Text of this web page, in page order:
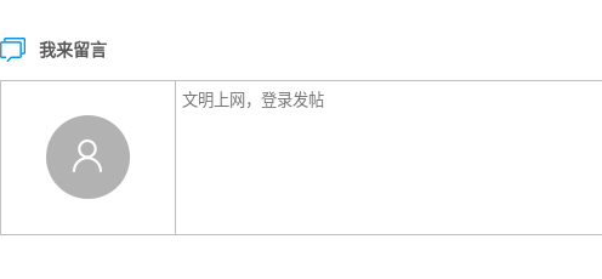
我来留言